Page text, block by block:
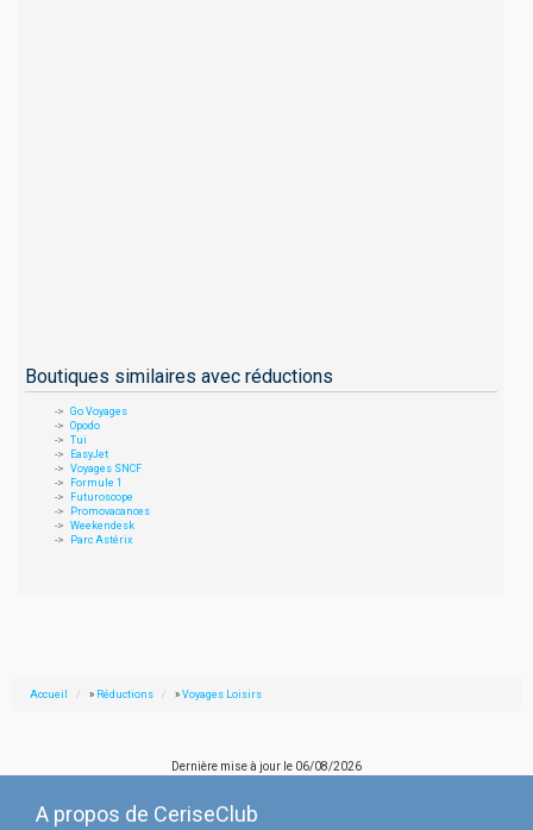
Boutiques similaires avec réductions
Go Voyages
Opodo
Tui
EasyJet
Voyages SNCF
Formule 1
Futuroscope
Promovacances
Weekendesk
Parc Astérix
Accueil » Réductions » Voyages Loisirs
Dernière mise à jour le 06/08/2026
A propos de CeriseClub